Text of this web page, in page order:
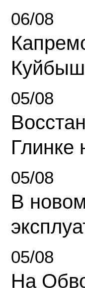
06/08
05/08
Глинке
05/08
В
05/08
На